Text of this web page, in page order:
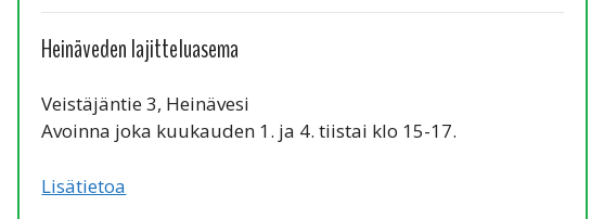
Heinäveden lajitteluasema
Veistäjäntie 3, Heinävesi
Avoinna joka kuukauden 1. ja 4. tiistai klo 15-17.
Lisätietoa